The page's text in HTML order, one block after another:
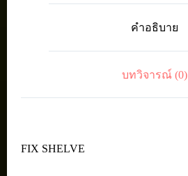
คำอธิบาย
บทวิจารณ์ (0)
FIX SHELVE